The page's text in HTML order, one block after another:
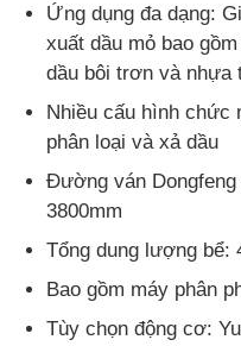
Xe tải làm sạch vệ
Thùng xe tải đông lạnh
Hook ARM Rác xe tải
Các bộ phận xe đặc
Chế độ vệ sinh xe ba
Ứng dụng đa dạng:
xuất dầu mỏ bao
dầu bôi trơn và nhựa
Nhiều cấu hình chức
phân loại và xả dầu
Đường ván
3800mm
Tổng dung lượng bể:
Bao gồm máy phân
Tùy chọn động cơ: